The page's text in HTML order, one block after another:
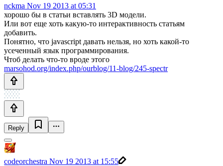
nckma Nov 19 2013 at 05:31
хорошо бы в статьи вставлять 3D модели.
Или вот еще хоть какую-то интерактивность статьям
добавить.
Понятно, что javascript давать нельзя, но хоть какой-то
усеченный язык программирования.
Чтоб делать что-то вроде этого
marsohod.org/index.php/ourblog/11-blog/245-spectr
Reply
codeorchestra Nov 19 2013 at 15:55